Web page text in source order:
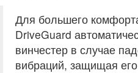
Для большего
DriveGuard
винчестер в случае
вибраций, защищая